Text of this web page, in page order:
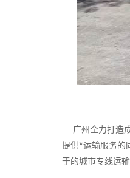
广州全力打造成
提供*运输服务的
于的城市专线运